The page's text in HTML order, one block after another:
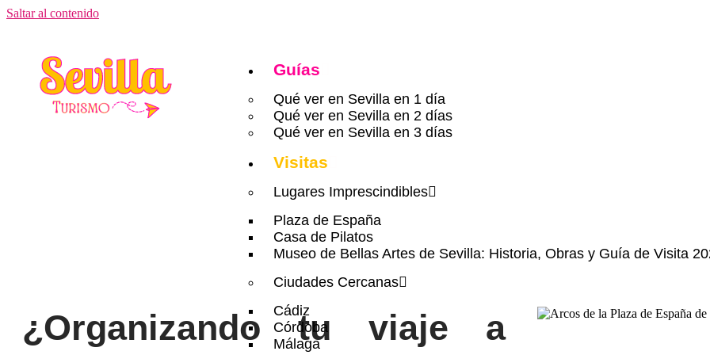
Saltar al contenido
Guías
Qué ver en Sevilla en 1 día
Qué ver en Sevilla en 2 días
Qué ver en Sevilla en 3 días
Visitas
Lugares Imprescindibles
Plaza de España
Casa de Pilatos
Museo de Bellas Artes de Sevilla: Historia, Obras y Guía de Visita
Ciudades Cercanas
Cádiz
Córdoba
Málaga
¿Qué visitar en
¿Organizando tu viaje a